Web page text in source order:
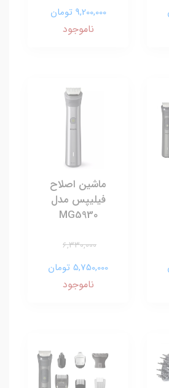
9,200,000 تومان
ناموجود
ماشین اصلاح
فیلیپس مدل
MG5930
6,330,000
5,750,000 تومان
ناموجود